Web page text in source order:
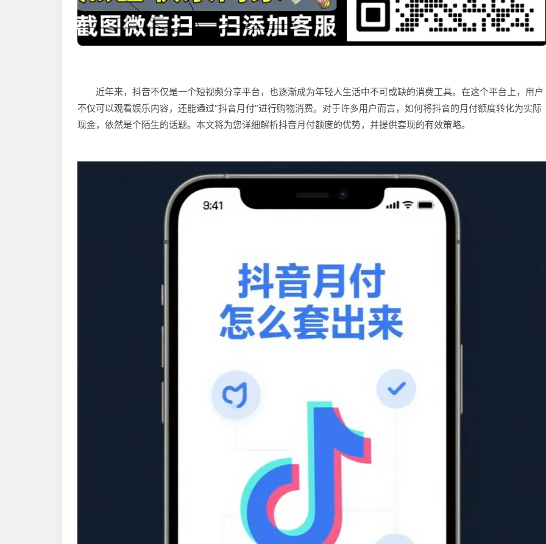
近年来，抖音不仅是一个短视频分享平台，也逐渐成为年轻人生活中不可或缺的消费工具。在这个平台上，用户
不仅可以观看娱乐内容，还能通过“抖音月付”进行购物消费。对于许多用户而言，如何将抖音的月付额度转化为实际
现金，依然是个陌生的话题。本文将为您详细解析抖音月付额度的优势，并提供套现的有效策略。